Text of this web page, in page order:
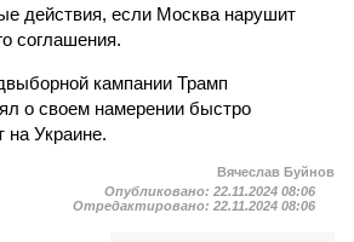
действия, если Москва нарушит
соглашения.
кампании Трамп
о своем намерении быстро
на Украине.
Вячеслав Буйнов
Опубликовано: 22.11.2024 08:06
Отредактировано: 22.11.2024 08:06